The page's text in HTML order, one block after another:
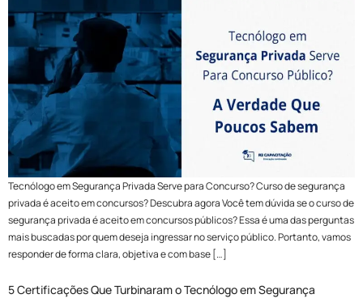
Tecnólogo em Segurança Privada Serve para Concurso? Curso de segurança
privada é aceito em concursos? Descubra agora Você tem dúvida se o curso de
segurança privada é aceito em concursos públicos? Essa é uma das perguntas
mais buscadas por quem deseja ingressar no serviço público. Portanto, vamos
responder de forma clara, objetiva e com base […]
5 Certificações Que Turbinaram o Tecnólogo em Segurança